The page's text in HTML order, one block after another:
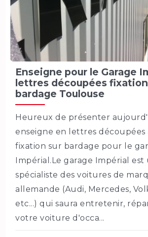
Enseigne pour le Garage
lettres découpées
bardage Toulouse
Heureux de présenter
enseigne en lettres découpées
fixation sur bardage pour le
Impérial.Le garage Impérial est
spécialiste des voitures de
allemande (Audi, Mercedes,
etc...) qui saura entretenir,
votre voiture d'occa...